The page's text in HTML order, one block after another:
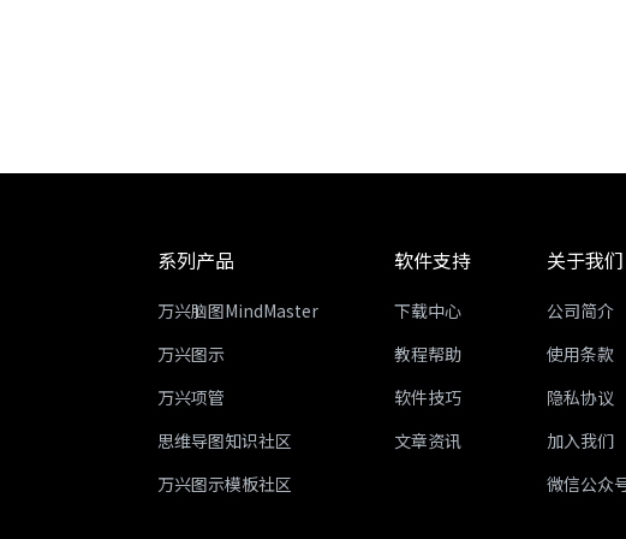
系列产品
万兴脑图MindMaster
万兴图示
万兴项管
思维导图知识社区
万兴图示模板社区
软件支持
下载中心
教程帮助
软件技巧
文章资讯
关于我们
公司简介
使用条款
隐私协议
加入我们
微信公众